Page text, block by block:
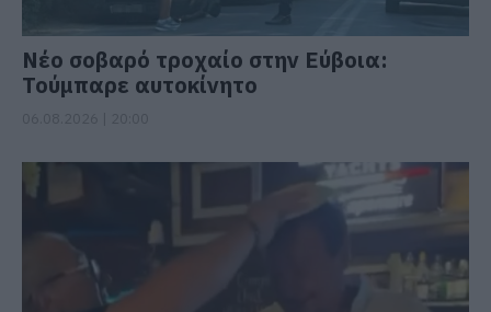
Νέο σοβαρό τροχαίο στην Εύβοια:
Τούμπαρε αυτοκίνητο